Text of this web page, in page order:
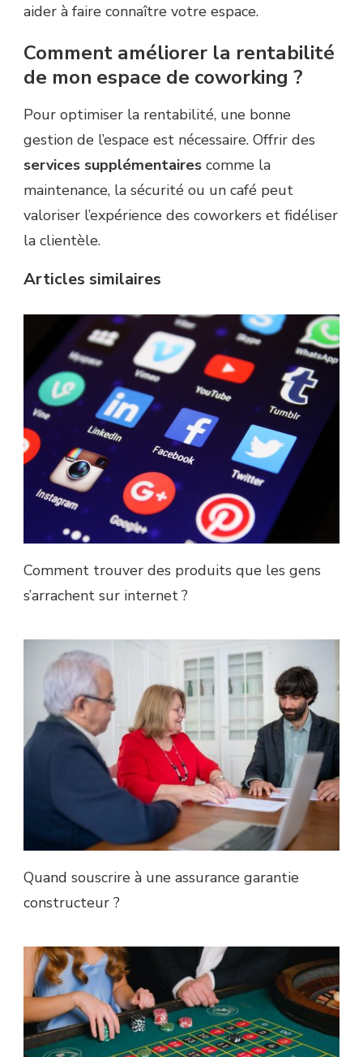
aider à faire connaître votre espace.
Comment améliorer la rentabilité
de mon espace de coworking ?
Pour optimiser la rentabilité, une bonne
gestion de l’espace est nécessaire. Offrir des
services supplémentaires comme la
maintenance, la sécurité ou un café peut
valoriser l’expérience des coworkers et fidéliser
la clientèle.
Articles similaires
Comment trouver des produits que les gens
s’arrachent sur internet ?
Quand souscrire à une assurance garantie
constructeur ?